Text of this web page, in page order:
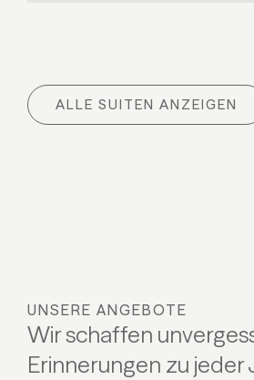
ALLE SUITEN ANZEIGEN
UNSERE ANGEBOTE
Wir schaffen
Erinnerungen zu jeder